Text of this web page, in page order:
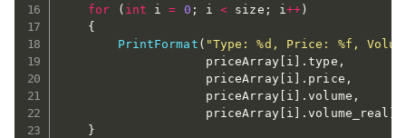
for
( int i = 0 ; i < size ; i ++)
{
PrintFormat ( "Type: %d, Price: %f,
                    priceArray
[ i ] .type ,
                    priceArray
[ i ] . price ,
                    priceArray
[ i ] .volume ,
                    priceArray
[ i ] .volume_real )
}